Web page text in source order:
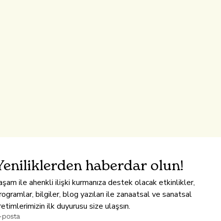
haberdar olun!
ile ahenkli ilişki kurmanıza destek olacak etkinlikler,
bilgiler, blog yazıları ile zanaatsal ve sanatsal
ilk duyurusu size ulaşsın.
posta